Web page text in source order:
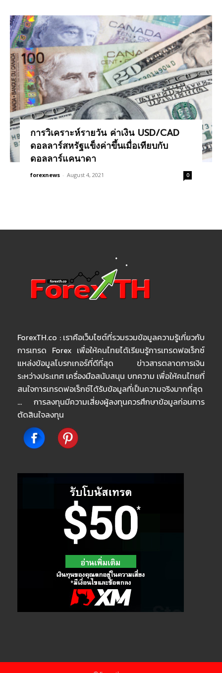
การวิเคราะห์รายวัน ค่าเงิน USD/CAD
ดอลลาร์สหรัฐแข็งค่าขึ้นเมื่อเทียบกับ
ดอลลาร์แคนาดา
forexnews - August 4, 2021 0
ForexTH.co : เราคือเว็บไซต์ที่รวมรวมข้อมูลความรู้เกี่ยวกับ
การเทรด Forex เพื่อให้คนไทยได้เรียนรู้การเทรดฟอเร็กซ์
แหล่งข้อมูลโบรกเกอร์ที่ดีที่สุด ข่าวสารตลาดการเงิน
ระหว่างประเทศ เครื่องมือสนับสนุน บทความ เพื่อให้คนไทยที่
สนใจการเทรดฟอเร็กซ์ได้รับข้อมูลที่เป็นความจริงมากที่สุด
… การลงทุนมีความเสี่ยงผู้ลงทุนควรศึกษาข้อมูลก่อนการ
ตัดสินใจลงทุน